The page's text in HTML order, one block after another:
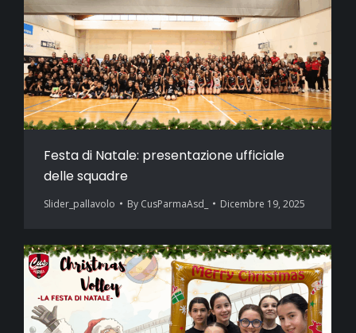
Festa di Natale: presentazione ufficiale
delle squadre
Slider_pallavolo By CusParmaAsd_ Dicembre 19, 2025